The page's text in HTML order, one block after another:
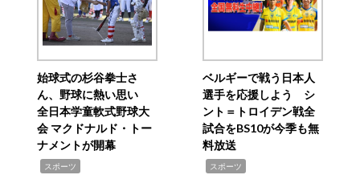
始球式の杉谷拳士さ
ん、野球に熱い思い
全日本学童軟式野球大
会 マクドナルド・トー
ナメントが開幕
スポーツ
ベルギーで戦う日本人
選手を応援しよう シ
ント＝トロイデン戦全
試合をBS10が今季も無
料放送
スポーツ